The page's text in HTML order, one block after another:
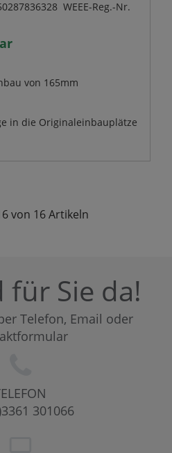
WEEE-Reg.-Nr.
von 165mm
in die Originaleinbauplätze
von 16Artikeln
für Sie da!
Telefon, Email oder
301066